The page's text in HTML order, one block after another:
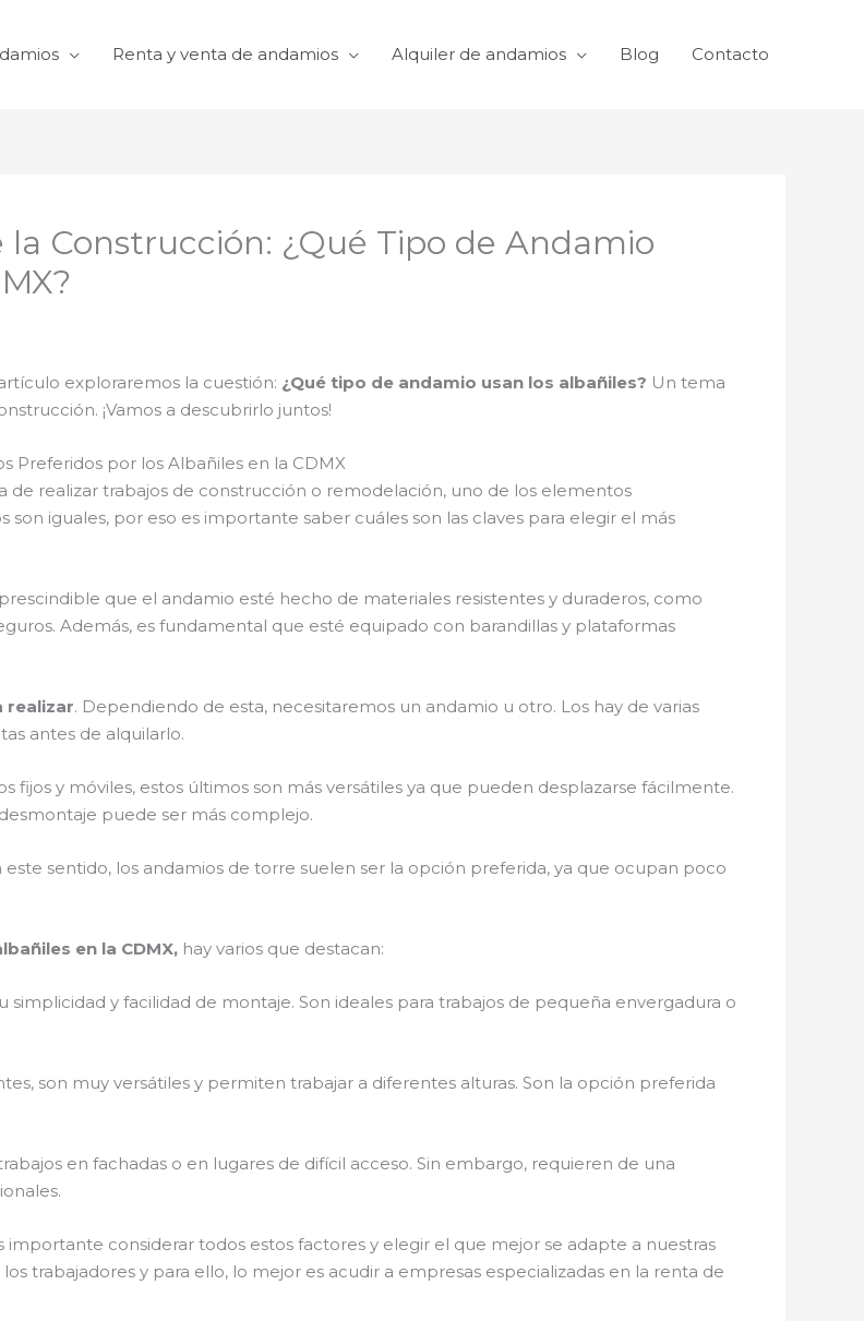
Renta y venta de andamios Alquiler de andamios Blog Contacto
Construcción: ¿Qué Tipo de Andamio
exploraremos la cuestión: ¿Qué tipo de andamio usan los albañiles? Un tema
¡Vamos a descubrirlo juntos!
Preferidos por los Albañiles en la CDMX
de realizar trabajos de construcción o remodelación, uno de los elementos
iguales, por eso es importante saber cuáles son las claves para elegir el más
que el andamio esté hecho de materiales resistentes y duraderos, como
Además, es fundamental que esté equipado con barandillas y plataformas
realizar. Dependiendo de esta, necesitaremos un andamio u otro. Los hay de varias
antes de alquilarlo.
fijos y móviles, estos últimos son más versátiles ya que pueden desplazarse fácilmente.
puede ser más complejo.
este sentido, los andamios de torre suelen ser la opción preferida, ya que ocupan poco
en la CDMX, hay varios que destacan:
simplicidad y facilidad de montaje. Son ideales para trabajos de pequeña envergadura o
son muy versátiles y permiten trabajar a diferentes alturas. Son la opción preferida
en fachadas o en lugares de difícil acceso. Sin embargo, requieren de una
importante considerar todos estos factores y elegir el que mejor se adapte a nuestras
trabajadores y para ello, lo mejor es acudir a empresas especializadas en la renta de